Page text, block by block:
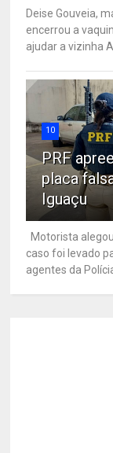
Deise Gouveia,
encerrou a
ajudar a vizinha
10
PRF
placa
Iguaçu
Motorista
caso foi levado
agentes da